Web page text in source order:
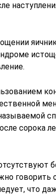
сорока
говорить
что